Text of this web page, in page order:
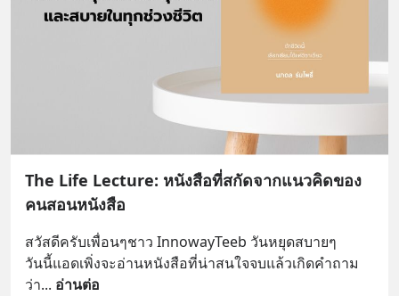
The Life Lecture: หนังสือที่สกัดจากแนวคิดของ
คนสอนหนังสือ
สวัสดีครับเพื่อนๆชาว InnowayTeeb วันหยุดสบายๆ
วันนี้แอดเพิ่งจะอ่านหนังสือที่น่าสนใจจบแล้วเกิดคำถาม
ว่า... อ่านต่อ